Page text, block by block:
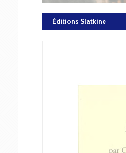
Éditions Slatkine